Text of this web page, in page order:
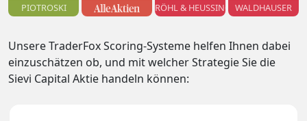
PIOTROSKI RÖHL & HEUSSINGERWALDHAUSER
Unsere TraderFox Scoring-Systeme helfen Ihnen dabei
einzuschätzen ob, und mit welcher Strategie Sie die
Sievi Capital Aktie handeln können: